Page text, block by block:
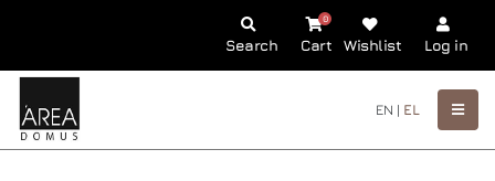
Search Cart
0
Wishlist Log in
EN | EL